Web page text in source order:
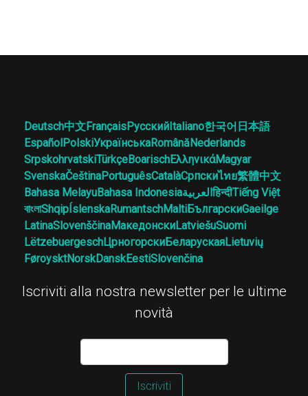
Deutsch中文FrançaisРусскийItaliano한국어 日本語
EspañolPolskiУкраїнськаRomânăNederlands
SrpskohrvatskiTürkçeBoarischΕλληνικάMagyar
SvenskaČeštinaPortuguêsCatalàСрпскиไทย繁體中文
Bahasa MelayuBahasa Indonesiaالعربيةहिन्दीTiếng Việt
বাংলাShqipÍslenskaRumantschMaltiБългарскиGaeilge
LatinaSlovenščinaМакедонскиLatviešuSuomi
LëtzebuergeschЦрногорскиБеларускаяLietuvių
FøroysktNorskDanskEestiSlovenčina
Iscriviti alla nostra newsletter per le ultime
novità
Iscriviti